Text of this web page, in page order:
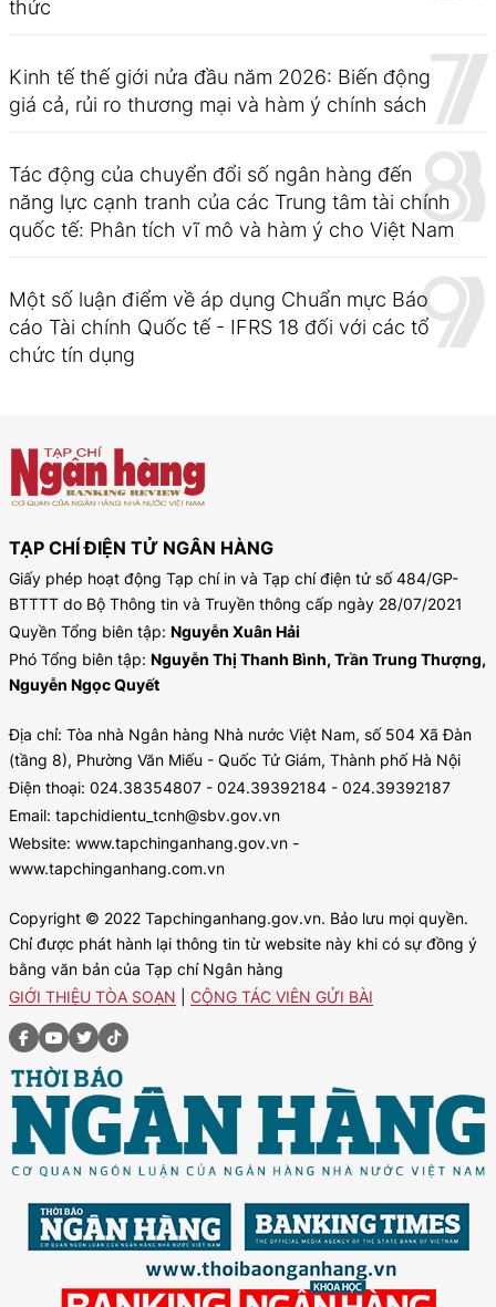
thức
Kinh tế thế giới nửa đầu năm 2026: Biến động
giá cả, rủi ro thương mại và hàm ý chính sách
Tác động của chuyển đổi số ngân hàng đến
năng lực cạnh tranh của các Trung tâm tài chính
quốc tế: Phân tích vĩ mô và hàm ý cho Việt Nam
Một số luận điểm về áp dụng Chuẩn mực Báo
cáo Tài chính Quốc tế - IFRS 18 đối với các tổ
chức tín dụng
TẠP CHÍ ĐIỆN TỬ NGÂN HÀNG
Giấy phép hoạt động Tạp chí in và Tạp chí điện tử số 484/GP-
BTTTT do Bộ Thông tin và Truyền thông cấp ngày 28/07/2021
Quyền Tổng biên tập: Nguyễn Xuân Hải
Phó Tổng biên tập: Nguyễn Thị Thanh Bình, Trần Trung Thượng,
Nguyễn Ngọc Quyết
Địa chỉ: Tòa nhà Ngân hàng Nhà nước Việt Nam, số 504 Xã Đàn
(tầng 8), Phường Văn Miếu - Quốc Tử Giám, Thành phố Hà Nội
Điện thoại: 024.38354807 - 024.39392184 - 024.39392187
Email: tapchidientu_tcnh@sbv.gov.vn
Website: www.tapchinganhang.gov.vn -
www.tapchinganhang.com.vn
Copyright © 2022 Tapchinganhang.gov.vn. Bảo lưu mọi quyền.
Chỉ được phát hành lại thông tin từ website này khi có sự đồng ý
bằng văn bản của Tạp chí Ngân hàng
GIỚI THIỆU TÒA SOẠN
CỘNG TÁC VIÊN GỬI BÀI